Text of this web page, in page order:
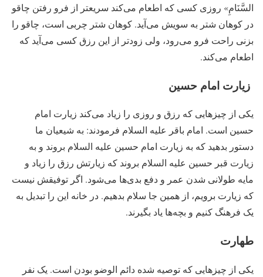
السَّنَامِ» روزی کسی که اطعام می‌کند سریعتر از فرو رفتن چاقو
در کوهان شتر به سویش می‌آید. کوهان شتر چربی است، چاقو را
بزنی راحت فرو می‌رود، ولی زودتر از این رزق کسی می‌آید که
اطعام می‌کند.
زیارت امام حسین
یکی از چیزهایی که رزق و روزی را زیاد می‌کند زیارت امام
حسین است. امام باقر علیه السلام فرمودند: به شیعیان ما
دستور بدهید که به زیارت امام حسین علیه السلام بروند و به
زیارت قبر حسین علیه السلام بروند که زیارتش رزق را زیاد و
مایه طولانی شدن عمر و دفع بدی‌ها می‌شود. اگر توفیقش نیست
که زیارت برویم، از همین جا سلام بدهیم. در خانه این را تبدیل به
یک فرهنگ کنیم و بچه‌ها یاد بگیرند.
طهارت
یکی از چیزهایی که توصیه شده دائم الوضو بودن است. یک نفر